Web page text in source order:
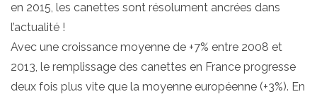
en 2015, les canettes sont résolument ancrées dans
l’actualité !
Avec une croissance moyenne de +7% entre 2008 et
2013, le remplissage des canettes en France progresse
deux fois plus vite que la moyenne européenne (+3%). En